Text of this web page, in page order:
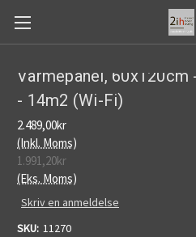
Forsæt til
Varmepanel,
- 14m2 (Wi-Fi)
2.489,00kr
(Inkl. Moms)
1.991,20kr
(Eks. Moms)
Skriv en anmeldelse
SKU: 11270